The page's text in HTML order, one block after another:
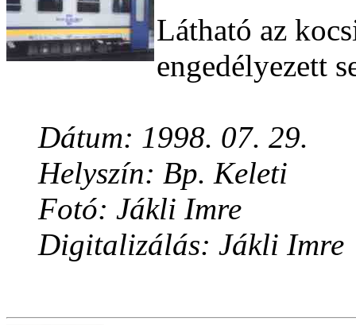
Látható az
engedélyezett
Dátum: 1998. 07. 29.
Helyszín: Bp. Keleti
Fotó: Jákli Imre
Digitalizálás: Jákli Imre